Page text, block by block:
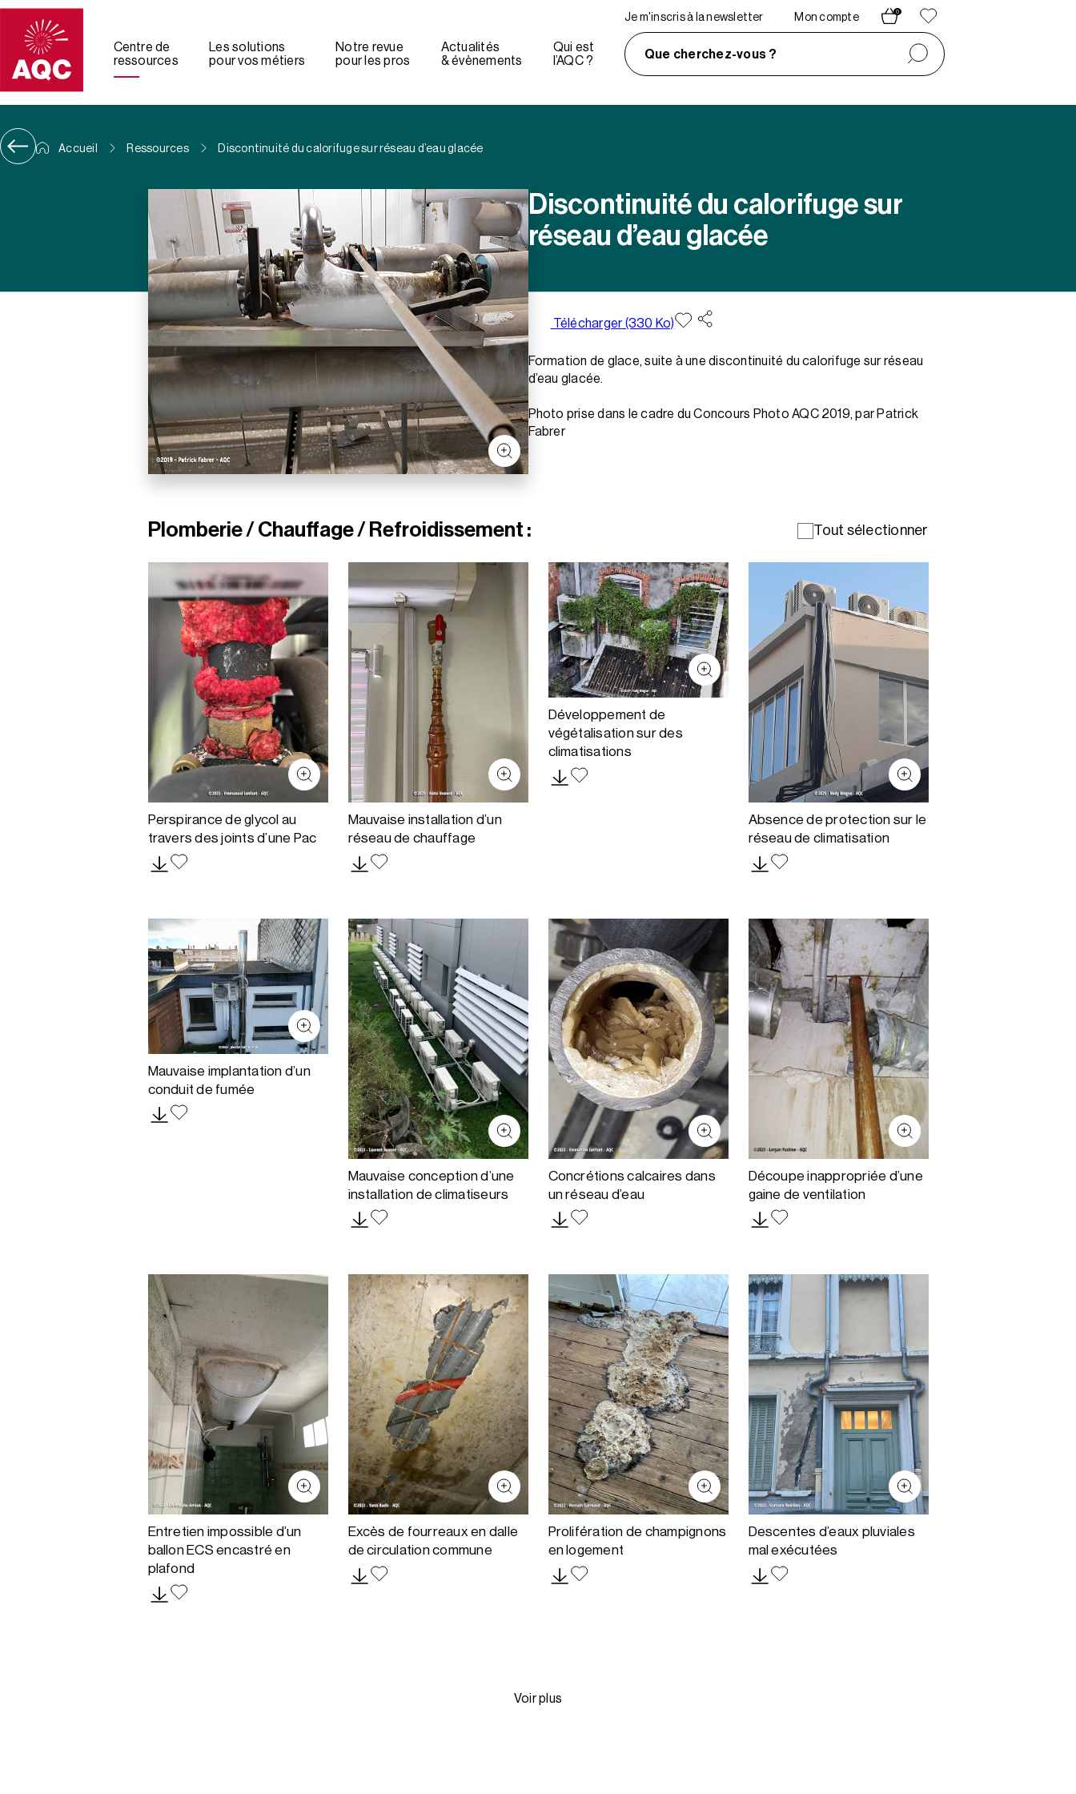
Panneau de gestion des cookies
Centre de
ressources
Les solutions
pour vos métiers
Notre revue
pour les pros
Actualités
& évènements
Qui est
l’AQC ?
Je m'inscris à la newsletter Mon compte
0
Que cherchez-vous ?
Accueil Ressources Discontinuité du calorifuge sur réseau d’eau glacée
Discontinuité du calorifuge sur
réseau d’eau glacée
Télécharger (330 Ko)
Formation de glace, suite à une discontinuité du calorifuge sur réseau
d’eau glacée.
Photo prise dans le cadre du Concours Photo AQC 2019, par Patrick
Fabrer
Plomberie / Chauffage / Refroidissement : Tout sélectionner
Perspirance de glycol au
travers des joints d’une Pac
Mauvaise installation d’un
réseau de chauffage
Développement de
végétalisation sur des
climatisations
Absence de protection sur le
réseau de climatisation
Mauvaise implantation d’un
conduit de fumée
Mauvaise conception d’une
installation de climatiseurs
Concrétions calcaires dans
un réseau d’eau
Découpe inappropriée d’une
gaine de ventilation
Entretien impossible d’un
ballon ECS encastré en
plafond
Excès de fourreaux en dalle
de circulation commune
Prolifération de champignons
en logement
Descentes d’eaux pluviales
mal exécutées
Voir plus